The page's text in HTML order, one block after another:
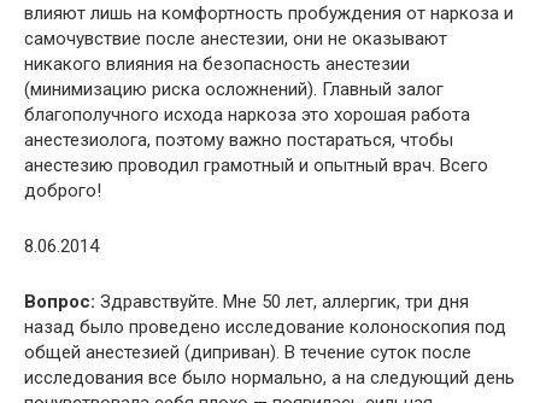
влияют лишь на комфортность пробуждения от наркоза и
самочувствие после анестезии, они не оказывают
никакого влияния на безопасность анестезии
(минимизацию риска осложнений). Главный залог
благополучного исхода наркоза это хорошая работа
анестезиолога, поэтому важно постараться, чтобы
анестезию проводил грамотный и опытный врач. Всего
доброго!
8.06.2014
Вопрос: Здравствуйте. Мне 50 лет, аллергик, три дня
назад было проведено исследование колоноскопия под
общей анестезией (диприван). В течение суток после
исследования все было нормально, а на следующий день